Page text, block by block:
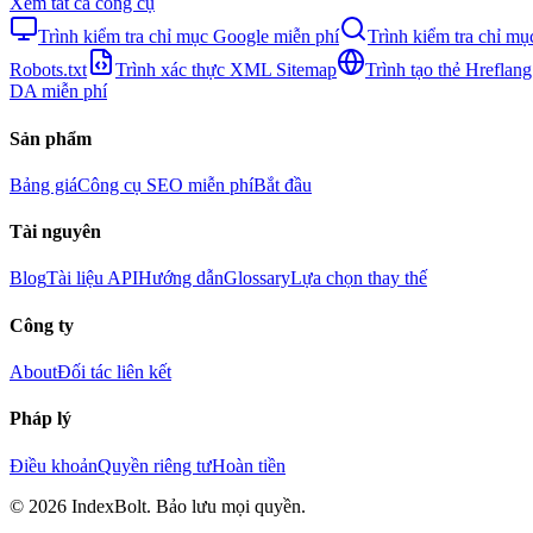
Trình kiểm tra chỉ mục Google miễn phí
Trình kiểm tra chỉ
Robots.txt
Trình xác thực XML Sitemap
Trình tạo thẻ Hreflang
DA miễn phí
Sản phẩm
Bảng giáCông cụ SEO miễn phíBắt đầu
Tài nguyên
BlogTài liệu APIHướng dẫnGlossaryLựa chọn thay thế
Công ty
AboutĐối tác liên kết
Pháp lý
Điều khoảnQuyền riêng tưHoàn tiền
© 2026 IndexBolt. Bảo lưu mọi quyền.